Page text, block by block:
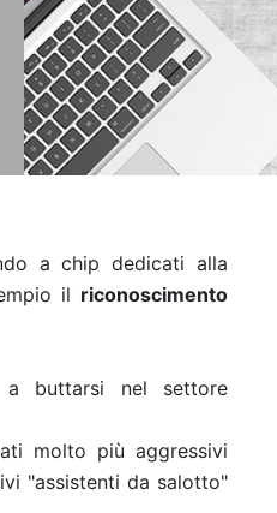
a chip dedicati alla
il riconoscimento
buttarsi nel settore
molto più aggressivi
"assistenti da salotto"